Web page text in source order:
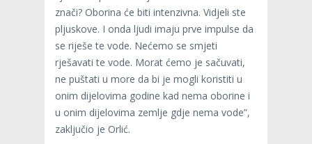
znači? Oborina će biti intenzivna. Vidjeli ste
pljuskove. I onda ljudi imaju prve impulse da
se riješe te vode. Nećemo se smjeti
rješavati te vode. Morat ćemo je sačuvati,
ne puštati u more da bi je mogli koristiti u
onim dijelovima godine kad nema oborine i
u onim dijelovima zemlje gdje nema vode”,
zaključio je Orlić.